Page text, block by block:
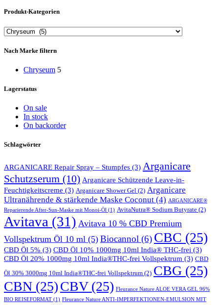
Produkt-Kategorien
Nach Marke filtern
Chryseum 5
Lagerstatus
On sale
In stock
On backorder
Schlagwörter
ARGANICARE Repair Spray – Stumpfes (3) Arganicare
Schutzserum (10) Arganicare Schützende Leave-in-
Feuchtigkeitscreme (3) Arganicare Shower Gel (2) Arganicare
Ultranährende & stärkende Maske Coconut (4) ARGANICARE®
Reparierende After-Sun-Maske mit Monoi-Öl (1) AvitaNutra® Sodium Butyrate (2)
Avitava (31) Avitava 10 % CBD Premium
Vollspektrum Öl 10 ml (5) Biocannol (6) CBC (25)
CBD Öl 5% (3) CBD Öl 10% 1000mg 10ml India® THC-frei (3)
CBD Öl 20% 1000mg 10ml India®THC-frei Vollspektrum (3) CBD
Öl 30% 3000mg 10ml India®THC-frei Vollspektrum (2) CBG (25)
CBN (25)CBV(25) Fleurance Nature ALOE VERA GEL 96%
BIO REISEFORMAT (1) Fleurance Nature ANTI-IMPERFEKTIONEN-EMULSION MIT